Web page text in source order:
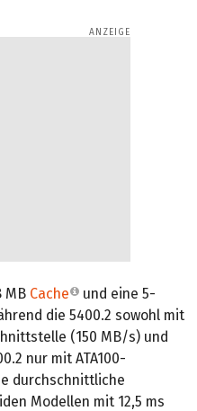
MB Cache
und eine 5-
die 5400.2 sowohl mit
(150 MB/s) und
nur mit ATA100-
durchschnittliche
Modellen mit 12,5 ms